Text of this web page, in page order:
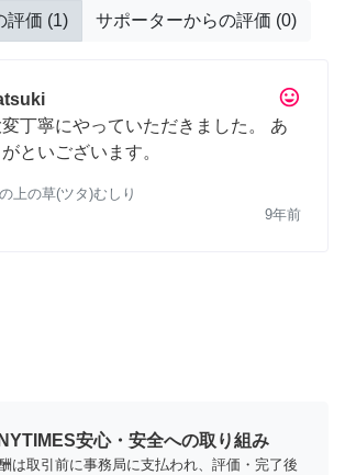
評価 (1) サポーターからの評価 (0)
tag_faces
変丁寧にやっていただきました。 あ
がといございます。
上の草(ツタ)むしり
9年前
安心・安全への取り組み
は取引前に事務局に支払われ、評価・完了後